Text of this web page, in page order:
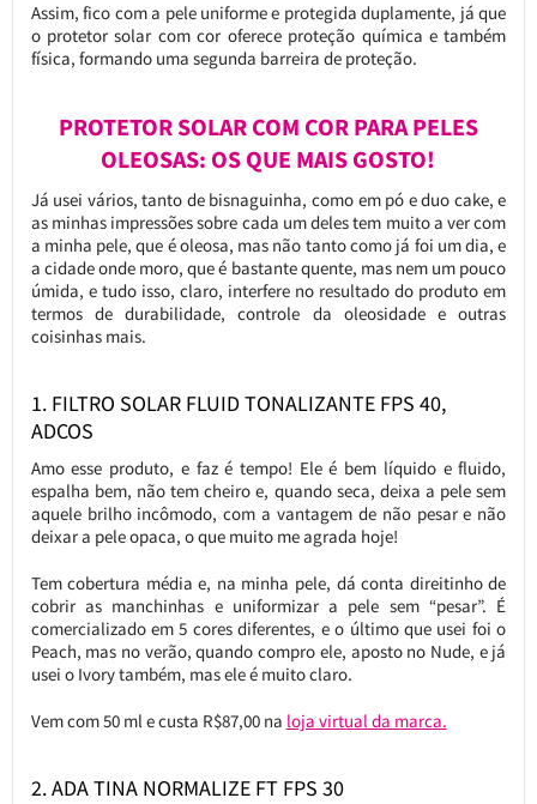
Assim, fico com a pele uniforme e protegida duplamente, já que
o protetor solar com cor oferece proteção química e também
física, formando uma segunda barreira de proteção.
PROTETOR SOLAR COM COR PARA PELES
OLEOSAS: OS QUE MAIS GOSTO!
Já usei vários, tanto de bisnaguinha, como em pó e duo cake, e
as minhas impressões sobre cada um deles tem muito a ver com
a minha pele, que é oleosa, mas não tanto como já foi um dia, e
a cidade onde moro, que é bastante quente, mas nem um pouco
úmida, e tudo isso, claro, interfere no resultado do produto em
termos de durabilidade, controle da oleosidade e outras
coisinhas mais.
1. FILTRO SOLAR FLUID TONALIZANTE FPS 40,
ADCOS
Amo esse produto, e faz é tempo! Ele é bem líquido e fluido,
espalha bem, não tem cheiro e, quando seca, deixa a pele sem
aquele brilho incômodo, com a vantagem de não pesar e não
deixar a pele opaca, o que muito me agrada hoje!
Tem cobertura média e, na minha pele, dá conta direitinho de
cobrir as manchinhas e uniformizar a pele sem “pesar”. É
comercializado em 5 cores diferentes, e o último que usei foi o
Peach, mas no verão, quando compro ele, aposto no Nude, e já
usei o Ivory também, mas ele é muito claro.
Vem com 50 ml e custa R$87,00 na loja virtual da marca.
2. ADA TINA NORMALIZE FT FPS 30